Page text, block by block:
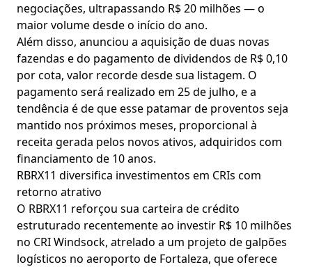
negociações, ultrapassando R$ 20 milhões — o
maior volume desde o início do ano.
Além disso, anunciou a aquisição de duas novas
fazendas e do pagamento de dividendos de R$ 0,10
por cota, valor recorde desde sua listagem. O
pagamento será realizado em 25 de julho, e a
tendência é de que esse patamar de proventos seja
mantido nos próximos meses, proporcional à
receita gerada pelos novos ativos, adquiridos com
financiamento de 10 anos.
RBRX11 diversifica investimentos em CRIs com
retorno atrativo
O RBRX11 reforçou sua carteira de crédito
estruturado recentemente ao investir R$ 10 milhões
no CRI Windsock, atrelado a um projeto de galpões
logísticos no aeroporto de Fortaleza, que oferece